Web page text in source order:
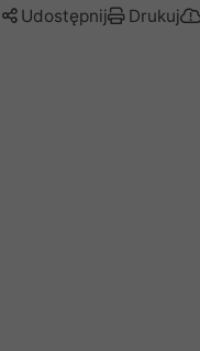
Udostępnij Drukuj